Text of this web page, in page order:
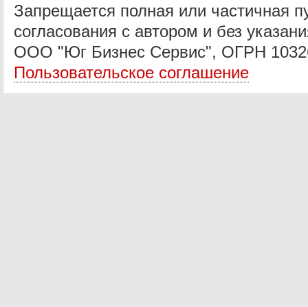
Запрещается полная или частичная
согласования с автором и без
ООО "Юг Бизнес Сервис", ОГРН
Пользовательское соглашение